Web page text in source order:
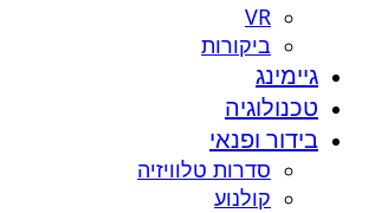
VR
ביקורות
גיימינג
טכנולוגיה
בידור ופנאי
סדרות טלוויזיה
קולנוע